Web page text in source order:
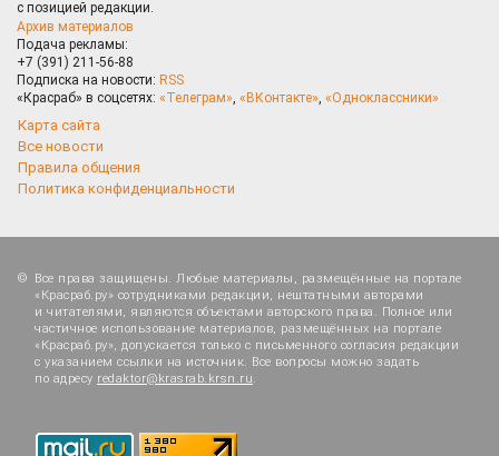
с позицией редакции.
Архив материалов
Подача рекламы:
+7 (391) 211-56-88
Подписка на новости: RSS
«Красраб» в соцсетях: «Телеграм», «ВКонтакте», «Одноклассники»
Карта сайта
Все новости
Правила общения
Политика конфиденциальности
Все права защищены. Любые материалы, размещённые на портале
«Красраб.ру» сотрудниками редакции, нештатными авторами
и читателями, являются объектами авторского права. Полное или
частичное использование материалов, размещённых на портале
«Красраб.ру», допускается только с письменного согласия редакции
с указанием ссылки на источник. Все вопросы можно задать
по адресу redaktor@krasrab.krsn.ru.